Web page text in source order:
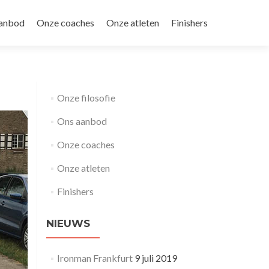
Onze coaches Onze atleten Finishers
Onze filosofie
Ons aanbod
Onze coaches
Onze atleten
Finishers
NIEUWS
Ironman Frankfurt 9 juli 2019